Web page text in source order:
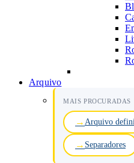
Arquivo
MAIS PROCURADAS
Arquivo
Separadores